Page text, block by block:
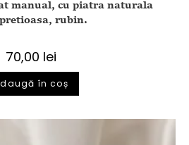
manual, cu piatra naturala
rubin.
70,00 lei
în coș